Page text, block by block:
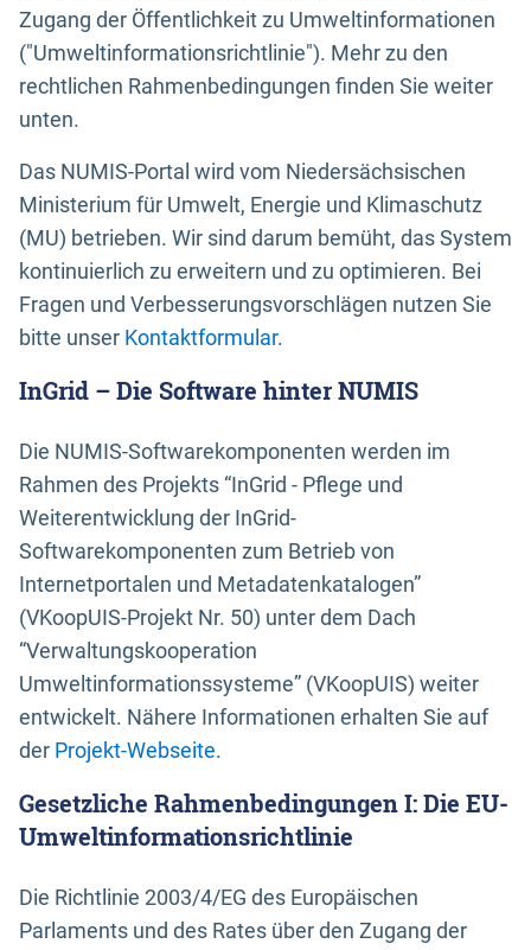
Zugang der Öffentlichkeit zu Umweltinformationen
("Umweltinformationsrichtlinie"). Mehr zu den
rechtlichen Rahmenbedingungen finden Sie weiter
unten.
Das NUMIS-Portal wird vom Niedersächsischen
Ministerium für Umwelt, Energie und Klimaschutz
(MU) betrieben. Wir sind darum bemüht, das System
kontinuierlich zu erweitern und zu optimieren. Bei
Fragen und Verbesserungsvorschlägen nutzen Sie
bitte unser Kontaktformular.
InGrid – Die Software hinter NUMIS
Die NUMIS-Softwarekomponenten werden im
Rahmen des Projekts “InGrid - Pflege und
Weiterentwicklung der InGrid-
Softwarekomponenten zum Betrieb von
Internetportalen und Metadatenkatalogen”
(VKoopUIS-Projekt Nr. 50) unter dem Dach
“Verwaltungskooperation
Umweltinformationssysteme” (VKoopUIS) weiter
entwickelt. Nähere Informationen erhalten Sie auf
der Projekt-Webseite.
Gesetzliche Rahmenbedingungen I: Die EU-
Umweltinformationsrichtlinie
Die Richtlinie 2003/4/EG des Europäischen
Parlaments und des Rates über den Zugang der